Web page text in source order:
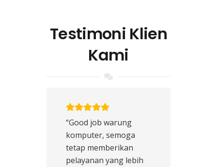
Testimoni Klien
Kami
“Good job warung
komputer, semoga
tetap memberikan
pelayanan yang lebih